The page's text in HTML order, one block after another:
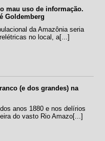
mau uso de informação.
Goldemberg
da Amazônia seria
no local, a[...]
(e dos grandes) na
anos 1880 e nos delírios
do vasto Rio Amazo[...]